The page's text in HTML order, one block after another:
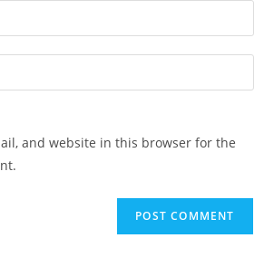
and website in this browser for the